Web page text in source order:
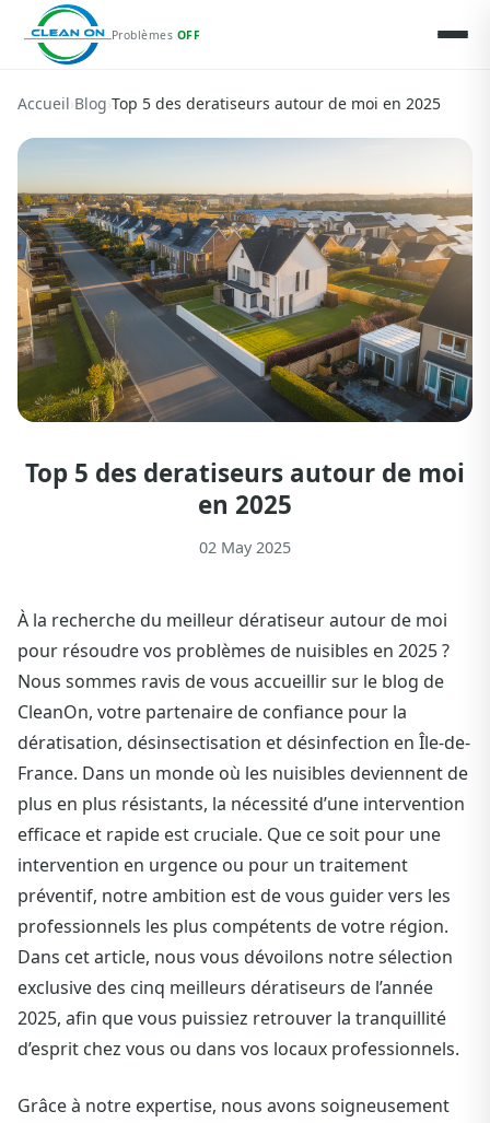
Problèmes OFF
Accueil›Blog›Top 5 des deratiseurs autour de moi en 2025
Top 5 des deratiseurs autour de moi
en 2025
02 May 2025
À la recherche du meilleur dératiseur autour de moi
pour résoudre vos problèmes de nuisibles en 2025 ?
Nous sommes ravis de vous accueillir sur le blog de
CleanOn, votre partenaire de confiance pour la
dératisation, désinsectisation et désinfection en Île-de-
France. Dans un monde où les nuisibles deviennent de
plus en plus résistants, la nécessité d’une intervention
efficace et rapide est cruciale. Que ce soit pour une
intervention en urgence ou pour un traitement
préventif, notre ambition est de vous guider vers les
professionnels les plus compétents de votre région.
Dans cet article, nous vous dévoilons notre sélection
exclusive des cinq meilleurs dératiseurs de l’année
2025, afin que vous puissiez retrouver la tranquillité
d’esprit chez vous ou dans vos locaux professionnels.
Grâce à notre expertise, nous avons soigneusement